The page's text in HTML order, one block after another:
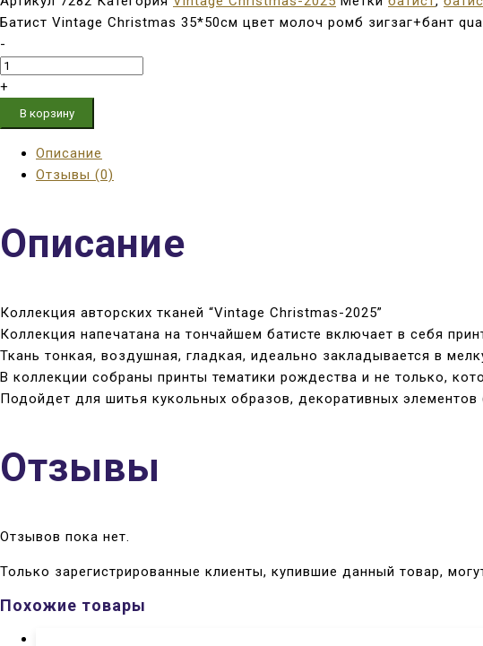
Батист Vintage Christmas 35*50см цвет молоч ромб зигзаг+бант
-
+
В корзину
Описание
Отзывы (0)
Описание
Коллекция авторских тканей “Vintage Christmas-2025”
Коллекция напечатана на тончайшем батисте включает в себя
Ткань тонкая, воздушная, гладкая, идеально закладывается в
В коллекции собраны принты тематики рождества и не только,
Подойдет для шитья кукольных образов, декоративных
Отзывы
Отзывов пока нет.
Только зарегистрированные клиенты, купившие данный товар,
Похожие товары